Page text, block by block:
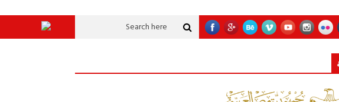
الدول كيانات تنموية عملاقة؟ قوة الدولة.. عندما يصبح التخطيط خط الدفاع الأول القيادة